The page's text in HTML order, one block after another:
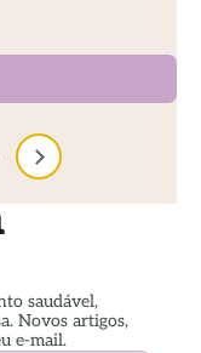
saudável,
Novos artigos,
e-mail.